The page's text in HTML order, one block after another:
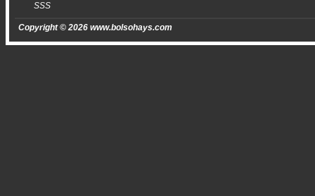
SSS
Copyright © 2026 www.bolsohays.com